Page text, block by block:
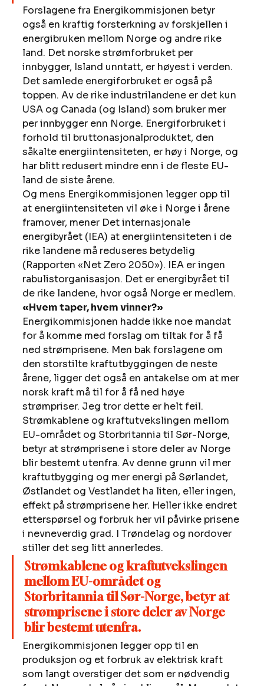
Forslagene fra Energikommisjonen betyr
også en kraftig forsterkning av forskjellen i
energibruken mellom Norge og andre rike
land. Det norske strømforbruket per
innbygger, Island unntatt, er høyest i verden.
Det samlede energiforbruket er også på
toppen. Av de rike industrilandene er det kun
USA og Canada (og Island) som bruker mer
per innbygger enn Norge. Energiforbruket i
forhold til bruttonasjonalproduktet, den
såkalte energiintensiteten, er høy i Norge, og
har blitt redusert mindre enn i de fleste EU-
land de siste årene.
Og mens Energikommisjonen legger opp til
at energiintensiteten vil øke i Norge i årene
framover, mener Det internasjonale
energibyrået (IEA) at energiintensiteten i de
rike landene må reduseres betydelig
(Rapporten «Net Zero 2050»). IEA er ingen
rabulistorganisasjon. Det er energibyrået til
de rike landene, hvor også Norge er medlem.
«Hvem taper, hvem vinner?»
Energikommisjonen hadde ikke noe mandat
for å komme med forslag om tiltak for å få
ned strømprisene. Men bak forslagene om
den storstilte kraftutbyggingen de neste
årene, ligger det også en antakelse om at mer
norsk kraft må til for å få ned høye
strømpriser. Jeg tror dette er helt feil.
Strømkablene og kraftutvekslingen mellom
EU-området og Storbritannia til Sør-Norge,
betyr at strømprisene i store deler av Norge
blir bestemt utenfra. Av denne grunn vil mer
kraftutbygging og mer energi på Sørlandet,
Østlandet og Vestlandet ha liten, eller ingen,
effekt på strømprisene her. Heller ikke endret
etterspørsel og forbruk her vil påvirke prisene
i nevneverdig grad. I Trøndelag og nordover
stiller det seg litt annerledes.
Strømkablene og kraftutvekslingen
mellom EU-området og
Storbritannia til Sør-Norge, betyr at
strømprisene i store deler av Norge
blir bestemt utenfra.
Energikommisjonen legger opp til en
produksjon og et forbruk av elektrisk kraft
som langt overstiger det som er nødvendig